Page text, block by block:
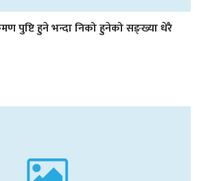
पुष्टि हुने भन्दा निको हुनेको सङ्ख्या धेरै